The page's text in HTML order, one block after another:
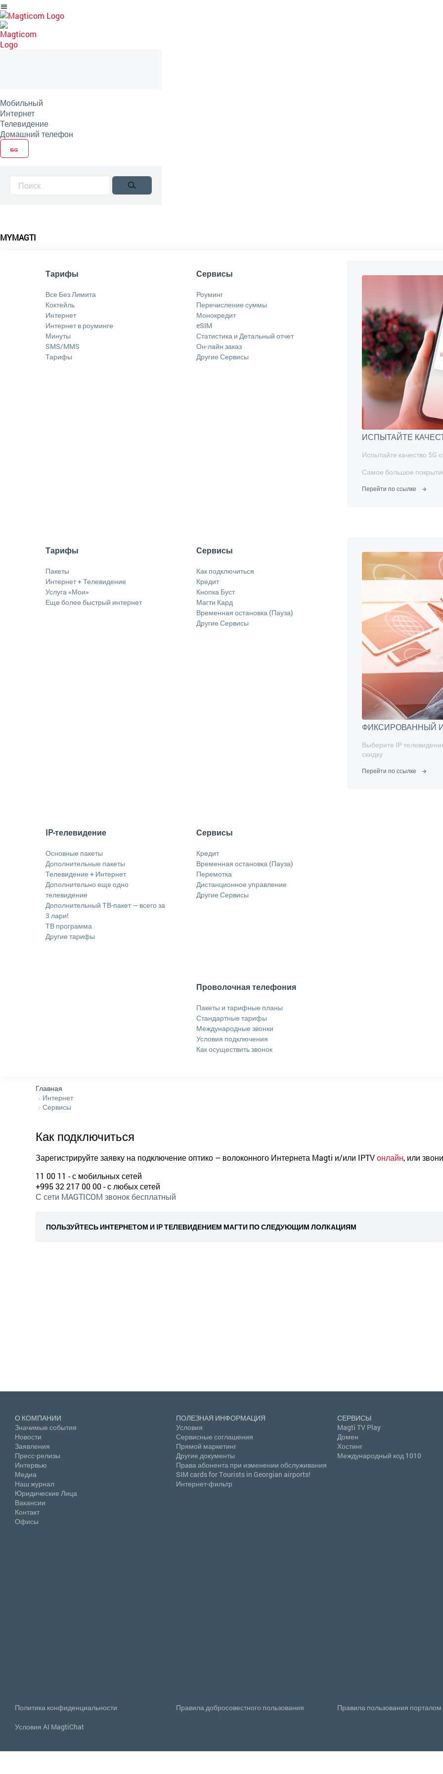
Перейти
на
артикль
Мобильный
Интернет
Телевидение
Домашний телефон
MYMAGTI
Тарифы
Все Без Лимита
Коктейль
Интернет
Интернет в роуминге
Минуты
SMS/MMS
Тарифы
Сервисы
Роуминг
Перечисление суммы
Монокредит
eSIM
Статистика и Детальный отчет
Он-лайн заказ
Другие Сервисы
ИСПЫТАЙТЕ
Испытайте качество 5G
Самое большое
Перейти по ссылке
Тарифы
Пакеты
Интернет + Телевидение
Услуга «Мои»
Еще более быстрый интернет
Сервисы
Как подключиться
Кредит
Кнопка Буст
Магти Кард
Временная остановка (Пауза)
Другие Сервисы
ФИКСИРОВАННЫЙ
Выберите IP
скидку
Перейти по ссылке
IP-телевидение
Основные пакеты
Дополнительные пакеты
Телевидение + Интернет
Дополнительно еще одно
телевидение
Дополнительный ТВ-пакет — всего за
3 лари!
ТВ программа
Другие тарифы
Сервисы
Кредит
Временная остановка (Пауза)
Перемотка
Дистанционное управление
Другие Сервисы
Проволочная телефония
Пакеты и тарифные планы
Стандартные тарифы
Международные звонки
Условия подключения
Как осуществить звонок
Главная
Интернет
Сервисы
Как подключиться
Зарегистрируйте заявку на подключение оптико – волоконного Интернета Magti и/или IPTVонлайн, или
11 00 11 - с мобильных сетей
+995 32 217 00 00 - с любых сетей
С сети MAGTICOM звонок бесплатный
ПОЛЬЗУЙТЕСЬ ИНТЕРНЕТОМ И IP ТЕЛЕВИДЕНИЕМ МАГТИ ПО СЛЕДУЮЩИМ ЛОЛКАЦИЯМ
О КОМПАНИИ
Значимые события
Новости
Заявления
Пресс-релизы
Интервью
Медиа
Наш журнал
Юридические Лица
Вакансии
Контакт
Офисы
ПОЛЕЗНАЯ ИНФОРМАЦИЯ
Условия
Сервисные соглашения
Прямой маркетинг
Другие документы
Права абонента при изменении обслуживания
SIM cards for Tourists in Georgian airports!
Интернет-фильтр
СЕРВИСЫ
Magti TV Play
Домен
Хостинг
Международный код 1010
Политика конфиденциальности Правила добросовестного пользования Правила пользования порталом
Условия AI MagtiChat